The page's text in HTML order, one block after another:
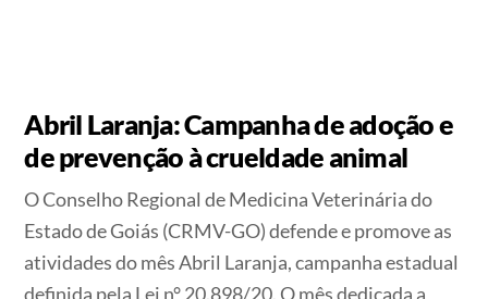
Abril Laranja: Campanha de adoção e
de prevenção à crueldade animal
O Conselho Regional de Medicina Veterinária do
Estado de Goiás (CRMV-GO) defende e promove as
atividades do mês Abril Laranja, campanha estadual
definida pela Lei n° 20.898/20. O mês dedicada a